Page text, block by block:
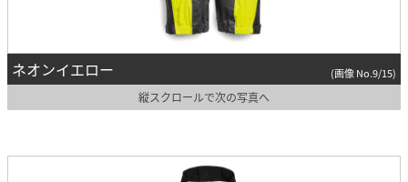
ネオンイエロー (画像 No.9/15)
縦スクロールで次の写真へ